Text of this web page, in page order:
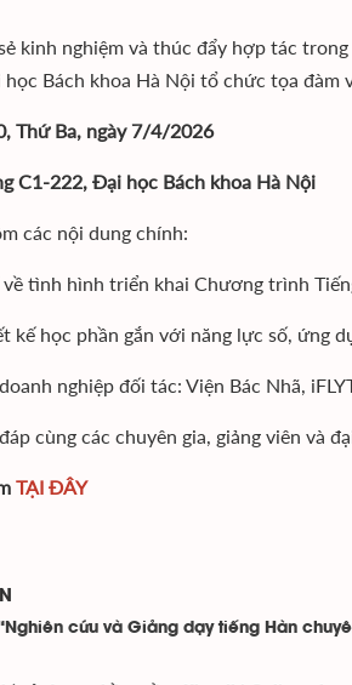
kinh nghiệm và thúc đẩy hợp tác
Bách khoa Hà Nội tổ chức tọa đàm
Thứ Ba, ngày 7/4/2026
C1-222, Đại học Bách khoa Hà Nội
các nội dung chính:
tình hình triển khai Chương trình
kế học phần gắn với năng lực số, ứng
nghiệp đối tác: Viện Bác Nhã,
cùng các chuyên gia, giảng viên và
TẠI ĐÂY
cứu và Giảng dạy tiếng Hàn